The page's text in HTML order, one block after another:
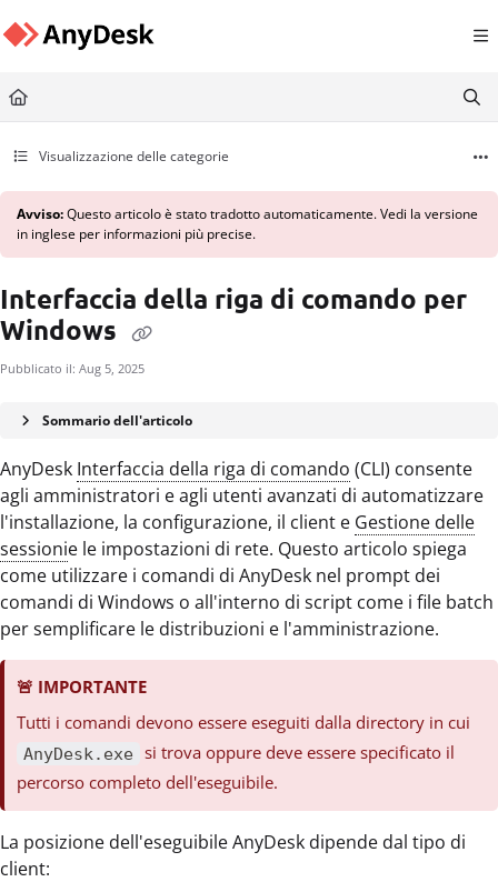
Fetch the complete documentation index at:
https://support.anydesk.com/llms.txt
Visualizzazione delle categorie
Avviso:Questo articolo è stato tradotto automaticamente. Vedi la versione
in inglese per informazioni più precise.
Interfaccia della riga di comando per
Windows
Pubblicato il: Aug 5, 2025
Sommario dell'articolo
AnyDesk Interfaccia della riga di comando (CLI) consente
agli amministratori e agli utenti avanzati di automatizzare
l'installazione, la configurazione, il client e Gestione delle
sessionie le impostazioni di rete. Questo articolo spiega
come utilizzare i comandi di AnyDesk nel prompt dei
comandi di Windows o all'interno di script come i file batch
per semplificare le distribuzioni e l'amministrazione.
🚨 IMPORTANTE
Tutti i comandi devono essere eseguiti dalla directory in cui
AnyDesk.exe si trova oppure deve essere specificato il
percorso completo dell'eseguibile.
La posizione dell'eseguibile AnyDesk dipende dal tipo di
client: